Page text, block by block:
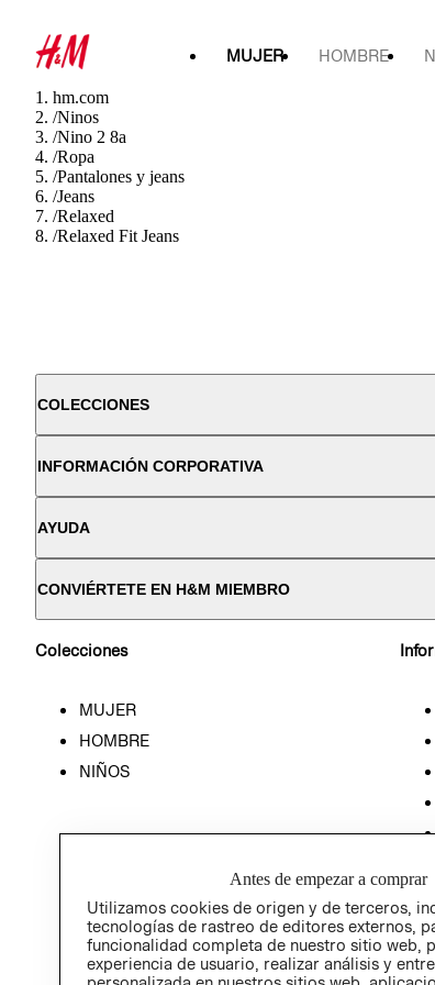
MUJER HOMBRE
hm.com
/Ninos
/Nino 2 8a
/Ropa
/Pantalones y jeans
/Jeans
/Relaxed
/Relaxed Fit Jeans
COLECCIONES
INFORMACIÓN CORPORATIVA
AYUDA
CONVIÉRTETE EN H&M MIEMBRO
Colecciones
MUJER
HOMBRE
NIÑOS
Antes de empezar a comprar
Utilizamos cookies de origen y de terceros,
tecnologías de rastreo de editores externos,
funcionalidad completa de nuestro sitio web,
experiencia de usuario, realizar análisis y